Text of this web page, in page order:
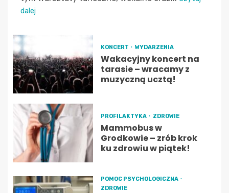
dalej
KONCERT WYDARZENIA
Wakacyjny koncert na
tarasie – wracamy z
muzyczną ucztą!
PROFILAKTYKA ZDROWIE
Mammobus w
Grodkowie – zrób krok
ku zdrowiu w piątek!
POMOC PSYCHOLOGICZNA
ZDROWIE